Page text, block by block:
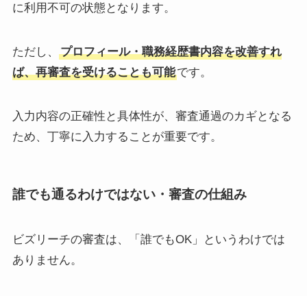
に利用不可の状態となります。
ただし、
プロフィール・職務経歴書内容を改善すれ
ば、再審査を受けることも可能です。
入力内容の正確性と具体性が、審査通過のカギとなる
ため、丁寧に入力することが重要です。
誰でも通るわけではない・審査の仕組み
ビズリーチの審査は、「誰でもOK」というわけでは
ありません。